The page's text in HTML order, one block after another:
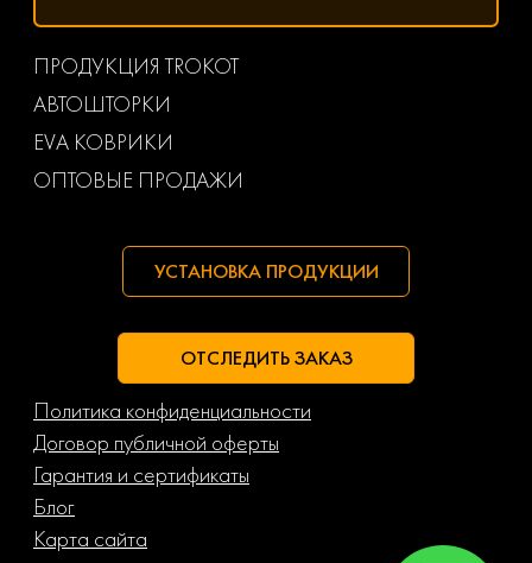
ПРОДУКЦИЯ TROKOT
АВТОШТОРКИ
EVA КОВРИКИ
ОПТОВЫЕ ПРОДАЖИ
УСТАНОВКА ПРОДУКЦИИ
ОТСЛЕДИТЬ ЗАКАЗ
Политика конфиденциальности
Договор публичной оферты
Гарантия и сертификаты
Блог
Карта сайта